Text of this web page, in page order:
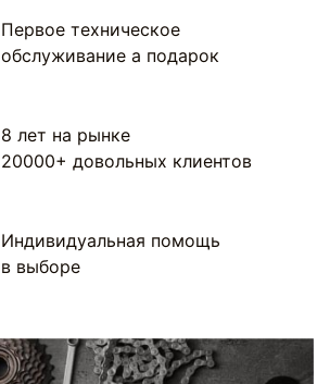
Первое техническое
обслуживание а подарок
8 лет на рынке
20000+ довольных клиентов
Индивидуальная помощь
в выборе